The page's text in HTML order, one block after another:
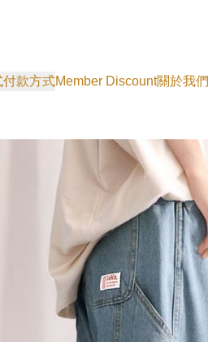
付款方式Member Discount關於我們